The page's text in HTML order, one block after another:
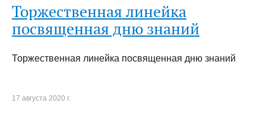
Торжественная линейка
посвященная дню знаний
Торжественная линейка посвященная дню знаний
17 августа 2020 г.